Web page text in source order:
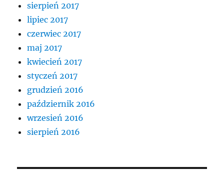
sierpień 2017
lipiec 2017
czerwiec 2017
maj 2017
kwiecień 2017
styczeń 2017
grudzień 2016
październik 2016
wrzesień 2016
sierpień 2016